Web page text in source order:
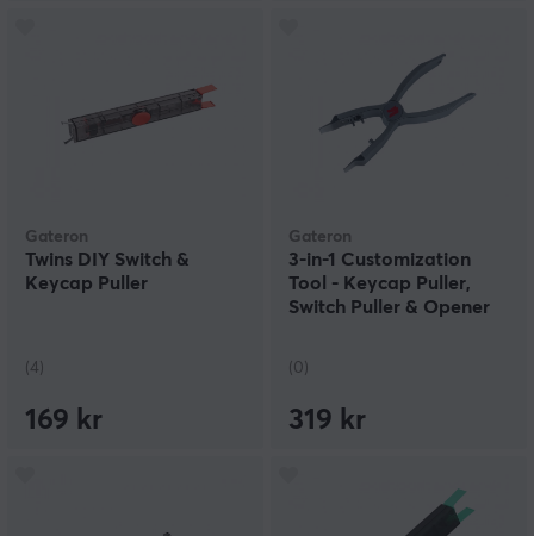
Gateron
Twins DIY Switch &
Keycap Puller
(4)
169 kr
Gateron
3-in-1 Customization
Tool - Keycap Puller,
Switch Puller & Opener
(0)
319 kr